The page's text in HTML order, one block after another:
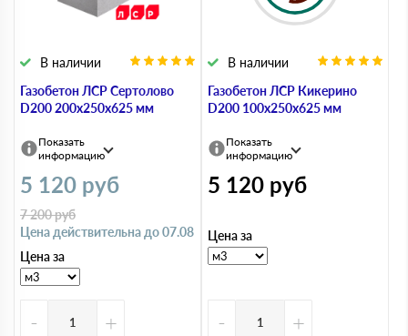
Газобетон ЛСР Сертолово
D200 200х250х625 мм
В наличии
Показать
информацию
5 120 руб
7 200руб
Цена действительна до 07.08
Цена за
- +
Газобетон ЛСР Кикерино
D200 100х250х625 мм
В наличии
Показать
информацию
5 120 руб
Цена за
- +